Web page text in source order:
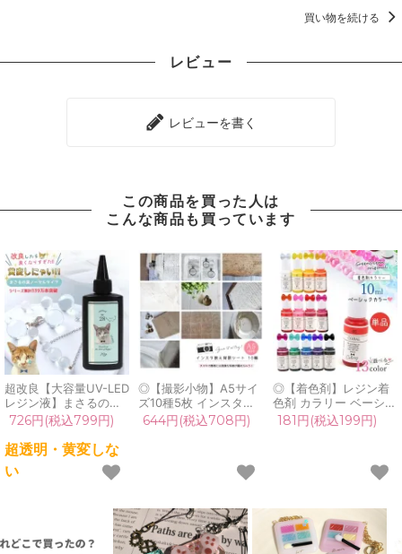
買い物を続ける
レビュー
レビューを書く
この商品を買った人は
こんな商品も買っています
超改良【大容量UV-LED
レジン液】まさるの涙
ver.03 超透明 70g 初心
者 作家 コーティング
ハード 黄変しない 高品
質 クリア 猫 UVレジン
液 安い おすすめ
726円(税込799円)
超透明・黄変しな
い
◎【撮影小物】A5サイ
ズ10種5枚 インスタ映
え背景シート(No.9)[撮
影,バックペーパー,ハン
644円(税込708円)
◎【着色剤】レジン着
色剤 カラリー ベーシッ
クカラー 単品 レジン着
色料 定番 基本色 推し
オリジナル♪《選べる
181円(税込199円)